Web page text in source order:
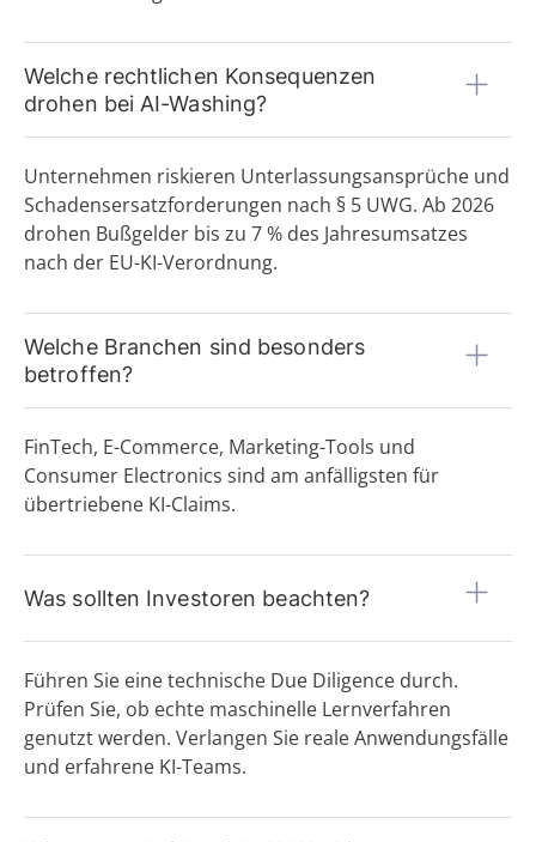
Welche rechtlichen Konsequenzen
drohen bei AI-Washing?
Unternehmen riskieren Unterlassungsansprüche und
Schadensersatzforderungen nach § 5 UWG. Ab 2026
drohen Bußgelder bis zu 7 % des Jahresumsatzes
nach der EU-KI-Verordnung.
Welche Branchen sind besonders
betroffen?
FinTech, E-Commerce, Marketing-Tools und
Consumer Electronics sind am anfälligsten für
übertriebene KI-Claims.
Was sollten Investoren beachten?
Führen Sie eine technische Due Diligence durch.
Prüfen Sie, ob echte maschinelle Lernverfahren
genutzt werden. Verlangen Sie reale Anwendungsfälle
und erfahrene KI-Teams.